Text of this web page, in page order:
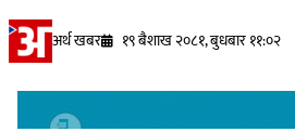
अर्थ खबर १९ बैशाख २०८१, बुधबार ११:०२